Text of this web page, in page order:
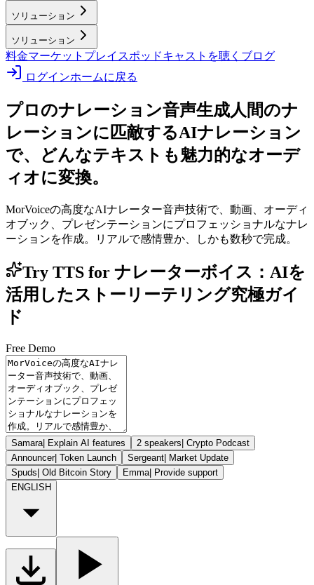
ソリューション
ソリューション
料金マーケットプレイスポッドキャストを聴く ブログ
ログインホームに戻る
プロのナレーション音声生成人間のナ
レーションに匹敵するAIナレーション
で、どんなテキストも魅力的なオーデ
ィオに変換。
MorVoiceの高度なAIナレーター音声技術で、動画、オーディ
オブック、プレゼンテーションにプロフェッショナルなナレ
ーションを作成。リアルで感情豊か、しかも数秒で完成。
Try TTS for ナレーターボイス：AIを
活用したストーリーテリング究極ガイ
ド
Free Demo
Samara| Explain AI features 2 speakers| Crypto Podcast
Announcer| Token Launch Sergeant| Market Update
Spuds| Old Bitcoin Story Emma| Provide support
ENGLISH